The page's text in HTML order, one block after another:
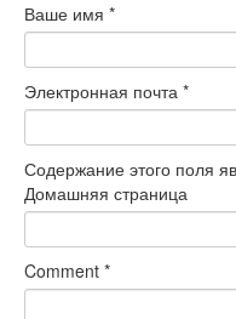
Ваше имя *
Электронная почта *
Содержание этого поля
Домашняя страница
Comment *